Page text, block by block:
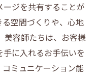
ジを共有することが
空間づくりや、心地
美容師たちは、お客様
に入れるお手伝いを
ミュニケーション能